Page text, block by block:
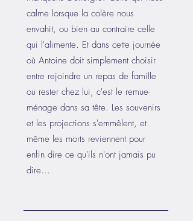
calme lorsque la colère nous
envahit, ou bien au contraire celle
qui l'alimente. Et dans cette journée
où Antoine doit simplement choisir
entre rejoindre un repas de famille
ou rester chez lui, c'est le remue-
ménage dans sa tête. Les souvenirs
et les projections s'emmêlent, et
même les morts reviennent pour
enfin dire ce qu'ils n'ont jamais pu
dire…